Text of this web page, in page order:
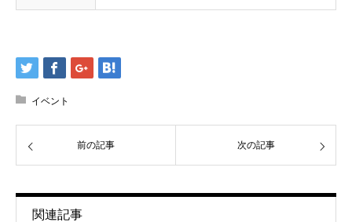
イベント
前の記事 次の記事
関連記事